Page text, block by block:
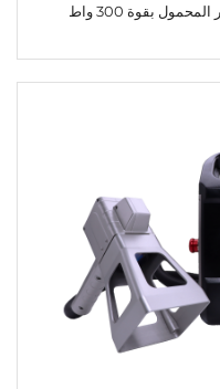
بقوة 300 واط